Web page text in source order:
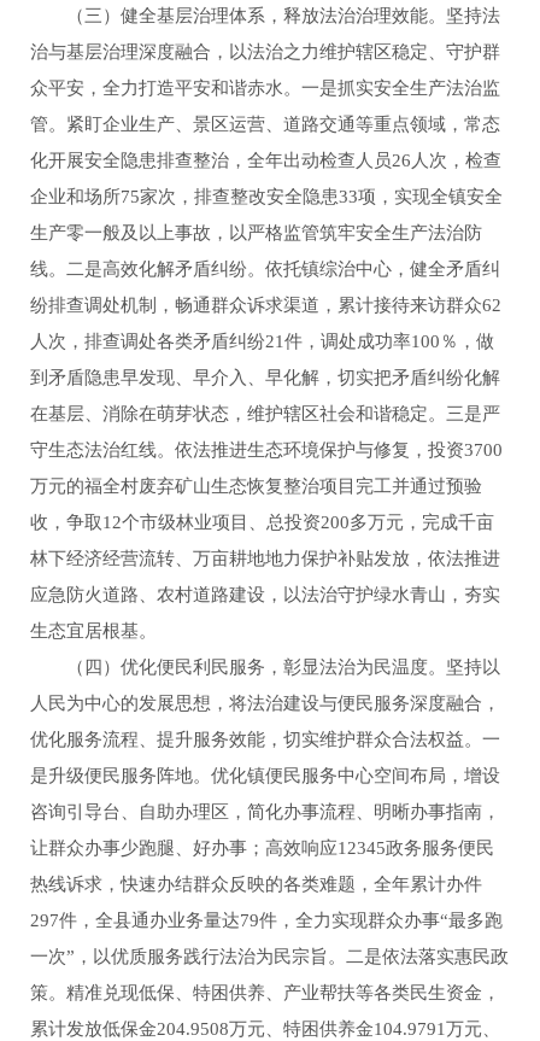
（三）健全基层治理体系，释放法治治理效能。坚持法
治与基层治理深度融合，以法治之力维护辖区稳定、守护群
众平安，全力打造平安和谐赤水。一是抓实安全生产法治监
管。紧盯企业生产、景区运营、道路交通等重点领域，常态
化开展安全隐患排查整治，全年出动检查人员26人次，检查
企业和场所75家次，排查整改安全隐患33项，实现全镇安全
生产零一般及以上事故，以严格监管筑牢安全生产法治防
线。二是高效化解矛盾纠纷。依托镇综治中心，健全矛盾纠
纷排查调处机制，畅通群众诉求渠道，累计接待来访群众62
人次，排查调处各类矛盾纠纷21件，调处成功率100％，做
到矛盾隐患早发现、早介入、早化解，切实把矛盾纠纷化解
在基层、消除在萌芽状态，维护辖区社会和谐稳定。三是严
守生态法治红线。依法推进生态环境保护与修复，投资3700
万元的福全村废弃矿山生态恢复整治项目完工并通过预验
收，争取12个市级林业项目、总投资200多万元，完成千亩
林下经济经营流转、万亩耕地地力保护补贴发放，依法推进
应急防火道路、农村道路建设，以法治守护绿水青山，夯实
生态宜居根基。
（四）优化便民利民服务，彰显法治为民温度。坚持以
人民为中心的发展思想，将法治建设与便民服务深度融合，
优化服务流程、提升服务效能，切实维护群众合法权益。一
是升级便民服务阵地。优化镇便民服务中心空间布局，增设
咨询引导台、自助办理区，简化办事流程、明晰办事指南，
让群众办事少跑腿、好办事；高效响应12345政务服务便民
热线诉求，快速办结群众反映的各类难题，全年累计办件
297件，全县通办业务量达79件，全力实现群众办事“最多跑
一次”，以优质服务践行法治为民宗旨。二是依法落实惠民政
策。精准兑现低保、特困供养、产业帮扶等各类民生资金，
累计发放低保金204.9508万元、特困供养金104.9791万元、